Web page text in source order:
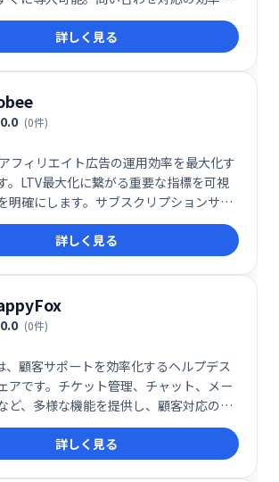
向上に貢献します。
詳しく見る
0.0 (0件)
フィリエイト広告の運用効率を最大化す
。LTV最大化に繋がる重要な指標を可視
明確にします。サブスクリプションサー
販ビジネスに最適で、効果的な広告運用
詳しく見る
0.0 (0件)
、顧客サポートを効率化するヘルプデス
アです。チケット管理、チャット、メー
ど、多様な機能を提供し、顧客対応の迅
効率化を実現します。ユーザーフレンド
ーフェースで、スムーズな導入と運用が
詳しく見る